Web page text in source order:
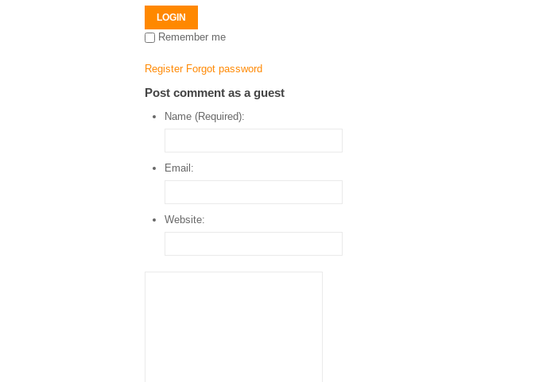
LOGIN
Remember me
Register Forgot password
Post comment as a guest
Name (Required):
Email:
Website: